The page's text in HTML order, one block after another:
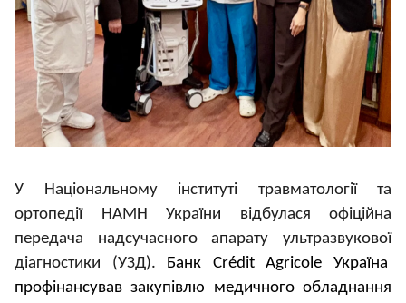
У Національному інституті травматології та
ортопедії НАМН України відбулася офіційна
передача надсучасного апарату ультразвукової
діагностики (УЗД). Банк Crédit Agricole Україна
профінансував закупівлю медичного обладнання